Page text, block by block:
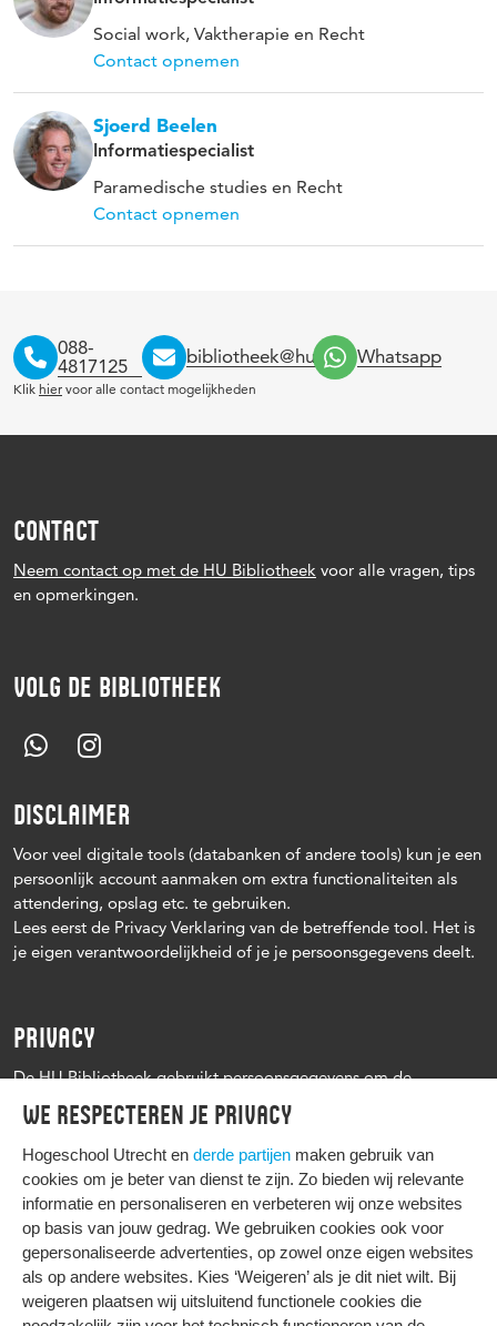
We respecteren je privacy
Hogeschool Utrecht en derde partijen maken gebruik van
cookies om je beter van dienst te zijn. Zo bieden wij relevante
informatie en personaliseren en verbeteren wij onze websites
op basis van jouw gedrag. We gebruiken cookies ook voor
gepersonaliseerde advertenties, op zowel onze eigen websites
als op andere websites. Kies ‘Weigeren’ als je dit niet wilt. Bij
weigeren plaatsen wij uitsluitend functionele cookies die
Social work, Vaktherapie en Recht
Contact opnemen
Sjoerd Beelen
Informatiespecialist
Paramedische studies en Recht
Contact opnemen
088-
4817125
bibliotheek@hu.nl Whatsapp
Klik hier voor alle contact mogelijkheden
CONTACT
Neem contact op met de HU Bibliotheek voor alle vragen, tips
en opmerkingen.
VOLG DE BIBLIOTHEEK
DISCLAIMER
Voor veel digitale tools (databanken of andere tools) kun je een
persoonlijk account aanmaken om extra functionaliteiten als
attendering, opslag etc. te gebruiken.
Lees eerst de Privacy Verklaring van de betreffende tool. Het is
je eigen verantwoordelijkheid of je je persoonsgegevens deelt.
PRIVACY
De HU Bibliotheek gebruikt persoonsgegevens om de
leenprocedure te kunnen uitvoeren, onder andere voor het
versturen van herinneringen en informatie over reserveringen.
Zie verder het Privacy statement Hogeschool Utrecht
HIER KOMT ALLES SAMEN